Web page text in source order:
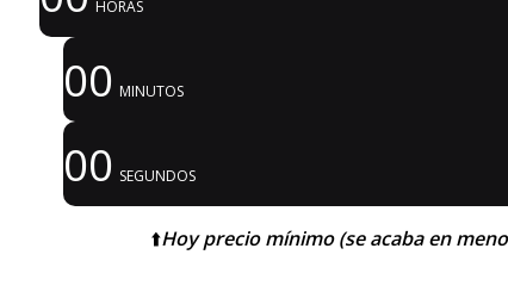
HORAS
00 MINUTOS
00 SEGUNDOS
⬆️Hoy precio mínimo (se acaba en